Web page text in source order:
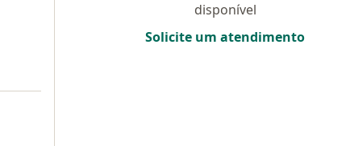
disponível
Solicite um atendimento